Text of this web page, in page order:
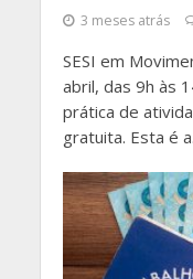
3 meses atrás
SESI em
abril, das 9h às
prática de
gratuita. Esta é